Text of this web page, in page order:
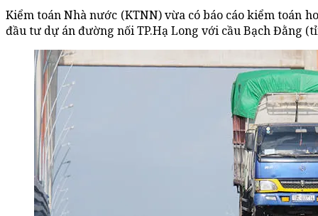
Kiểm toán Nhà nước (KTNN) vừa có báo cáo kiểm toán
đầu tư dự án đường nối TP.Hạ Long với cầu Bạch Đằng